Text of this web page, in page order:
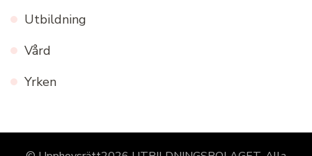
Utbildning
Vård
Yrken